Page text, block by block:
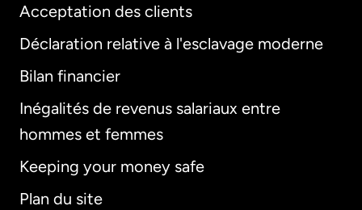
Acceptation des clients
Déclaration relative à l'esclavage moderne
Bilan financier
Inégalités de revenus salariaux entre
hommes et femmes
Keeping your money safe
Plan du site
International
Allemagne